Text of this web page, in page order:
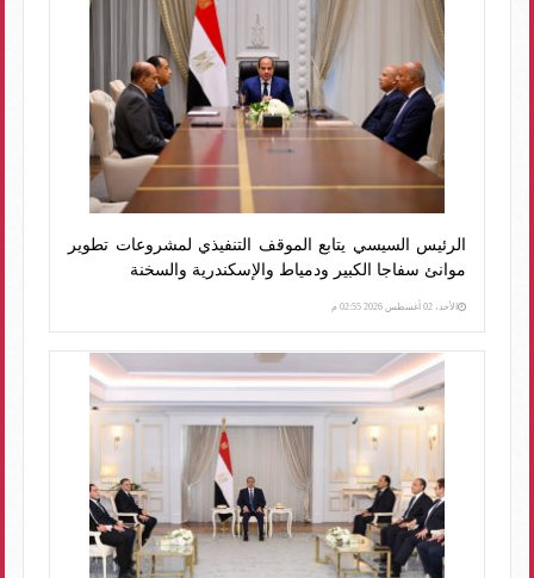
الرئيس السيسي يتابع الموقف التنفيذي لمشروعات تطوير
موانئ سفاجا الكبير ودمياط والإسكندرية والسخنة
الأحد، 02 أغسطس 2026 02:55 م